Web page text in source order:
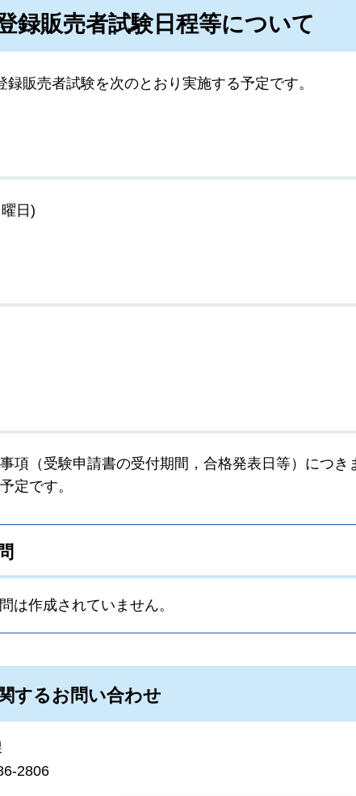
録販売者試験日程等について
販売者試験を次のとおり実施する予定です。
日)
項（受験申請書の受付期間，合格発表日等）につ
定です。
は作成されていません。
するお問い合わせ
2806